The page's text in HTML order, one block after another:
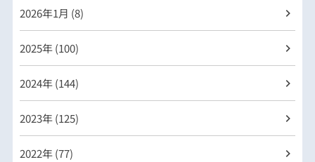
2026年1月 (8)
2025年 (100)
2024年 (144)
2023年 (125)
2022年 (77)